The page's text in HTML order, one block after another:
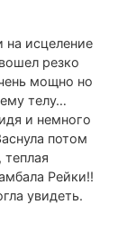
исцеление
резко
мощно но
телу…
и немного
потом
теплая
Рейки!!
увидеть.